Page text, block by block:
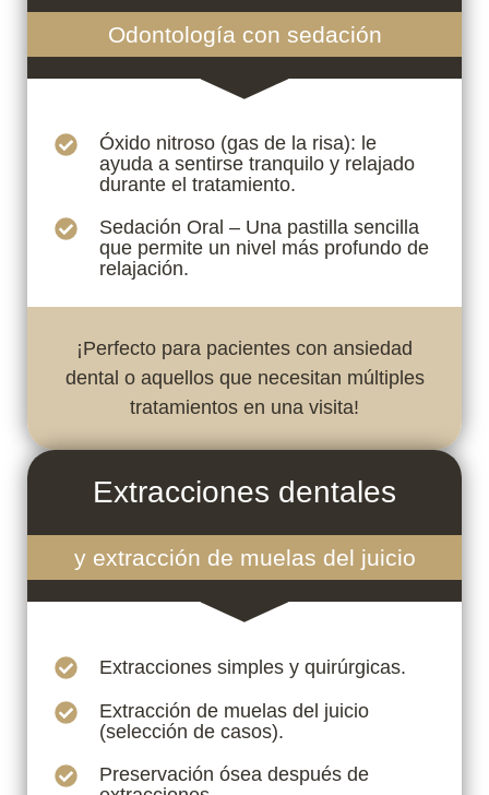
Odontología con sedación
Óxido nitroso (gas de la risa): le
ayuda a sentirse tranquilo y relajado
durante el tratamiento.
Sedación Oral – Una pastilla sencilla
que permite un nivel más profundo de
relajación.
¡Perfecto para pacientes con ansiedad
dental o aquellos que necesitan múltiples
tratamientos en una visita!
Extracciones dentales
y extracción de muelas del juicio
Extracciones simples y quirúrgicas.
Extracción de muelas del juicio
(selección de casos).
Preservación ósea después de
extracciones.